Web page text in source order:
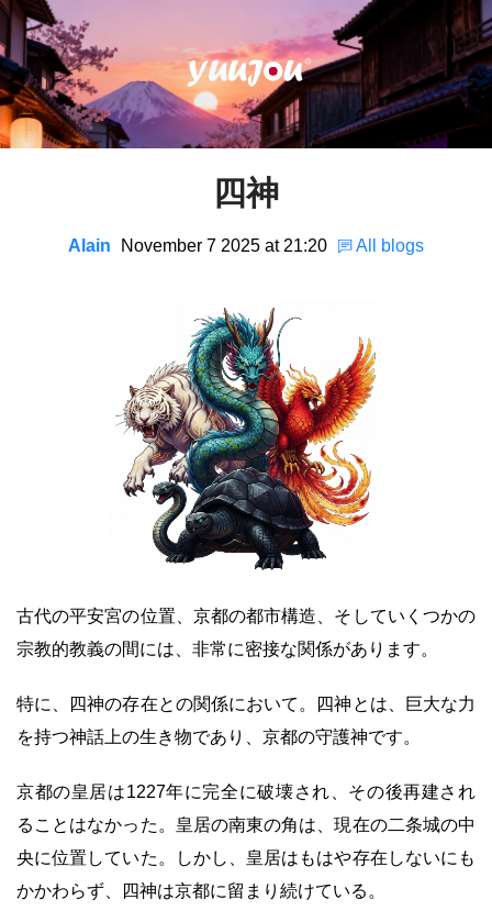
四神
Alain November 7 2025 at 21:20 All blogs
古代の平安宮の位置、京都の都市構造、そしていくつかの
宗教的教義の間には、非常に密接な関係があります。
特に、四神の存在との関係において。四神とは、巨大な力
を持つ神話上の生き物であり、京都の守護神です。
京都の皇居は1227年に完全に破壊され、その後再建され
ることはなかった。皇居の南東の角は、現在の二条城の中
央に位置していた。しかし、皇居はもはや存在しないにも
かかわらず、四神は京都に留まり続けている。